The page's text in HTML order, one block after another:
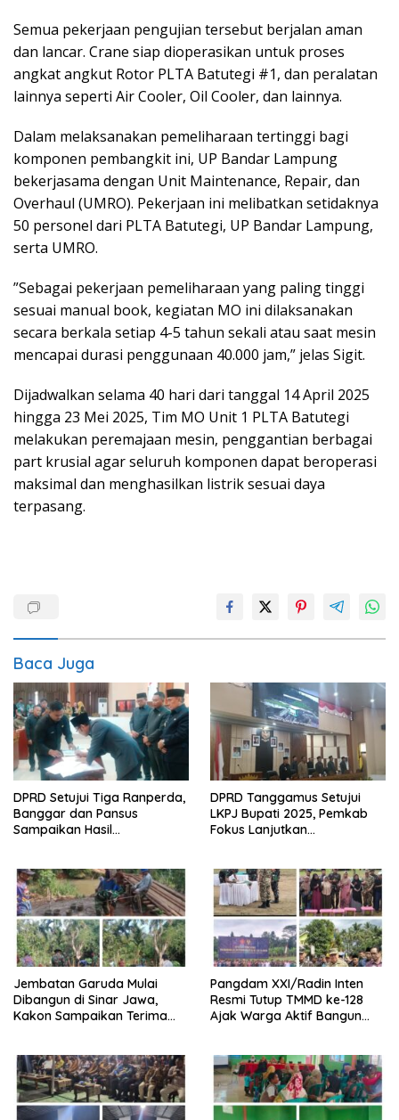
Semua pekerjaan pengujian tersebut berjalan aman
dan lancar. Crane siap dioperasikan untuk proses
angkat angkut Rotor PLTA Batutegi #1, dan peralatan
lainnya seperti Air Cooler, Oil Cooler, dan lainnya.
Dalam melaksanakan pemeliharaan tertinggi bagi
komponen pembangkit ini, UP Bandar Lampung
bekerjasama dengan Unit Maintenance, Repair, dan
Overhaul (UMRO). Pekerjaan ini melibatkan setidaknya
50 personel dari PLTA Batutegi, UP Bandar Lampung,
serta UMRO.
”Sebagai pekerjaan pemeliharaan yang paling tinggi
sesuai manual book, kegiatan MO ini dilaksanakan
secara berkala setiap 4-5 tahun sekali atau saat mesin
mencapai durasi penggunaan 40.000 jam,” jelas Sigit.
Dijadwalkan selama 40 hari dari tanggal 14 April 2025
hingga 23 Mei 2025, Tim MO Unit 1 PLTA Batutegi
melakukan peremajaan mesin, penggantian berbagai
part krusial agar seluruh komponen dapat beroperasi
maksimal dan menghasilkan listrik sesuai daya
terpasang.
Baca Juga
DPRD Setujui Tiga Ranperda,
Banggar dan Pansus
Sampaikan Hasil
DPRD Tanggamus Setujui
LKPJ Bupati 2025, Pemkab
Fokus Lanjutkan
Jembatan Garuda Mulai
Dibangun di Sinar Jawa,
Kakon Sampaikan Terima
Pangdam XXI/Radin Inten
Resmi Tutup TMMD ke-128
Ajak Warga Aktif Bangun